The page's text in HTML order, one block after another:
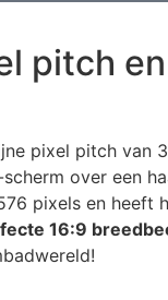
pitch
pixel pitch van
over een
pixels en heeft
16:9